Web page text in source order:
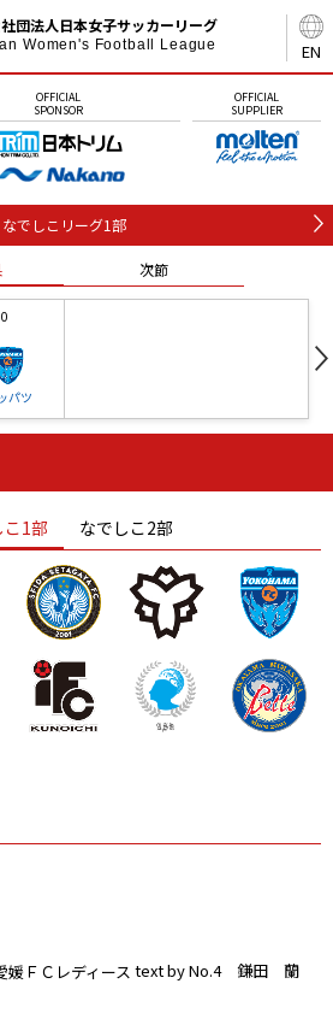
EN
団法人日本女子サッカーリーグ
Women's Football League
OFFICIAL
SPONSOR
OFFICIAL
SUPPLIER
なでしこリーグ1部
次節
パツ
屋
石人の星
静岡 愛媛Ｌ
こ1部 なでしこ2部
媛ＦＣレディース text by No.4 鎌田 蘭